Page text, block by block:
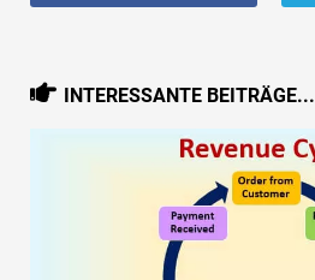
INTERESSANTE BEITRÄGE...